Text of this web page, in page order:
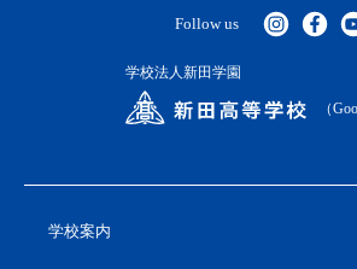
Follow us
学校法人新田学園
（
学校案内